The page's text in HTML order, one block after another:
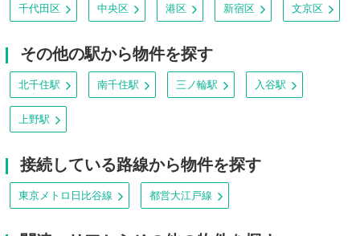
千代田区 中央区 港区 新宿区 文京区
その他の駅から物件を探す
北千住駅 南千住駅 三ノ輪駅 入谷駅
上野駅
接続している路線から物件を探す
東京メトロ日比谷線 都営大江戸線